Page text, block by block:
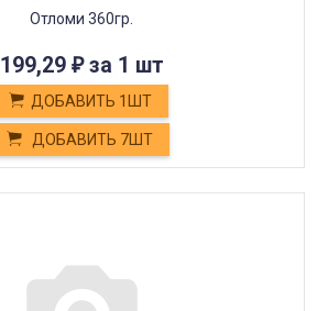
Отломи 360гр.
199,29 ₽за 1 шт
ДОБАВИТЬ 1ШТ
ДОБАВИТЬ 7ШТ